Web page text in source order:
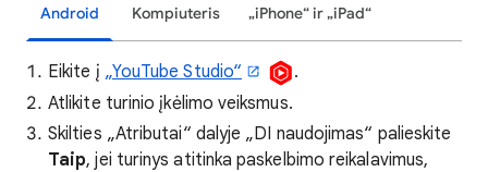
Android Kompiuteris „iPhone“ ir „iPad“
Eikite į „YouTube Studio“
.
Atlikite turinio įkėlimo veiksmus.
Skilties „Atributai“ dalyje „DI naudojimas“ palieskite
Taip, jei turinys atitinka paskelbimo reikalavimus,